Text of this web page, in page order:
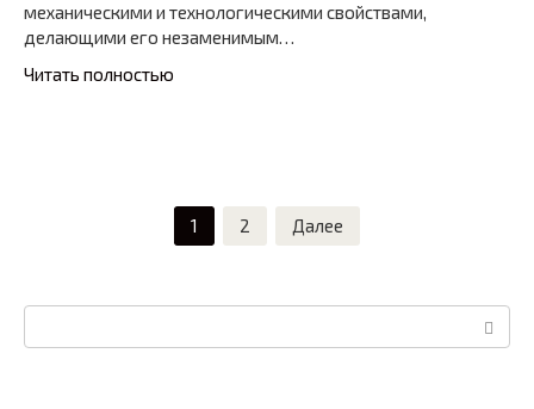
механическими и технологическими свойствами,
делающими его незаменимым…
Читать полностью
1 2 Далее
Поиск: